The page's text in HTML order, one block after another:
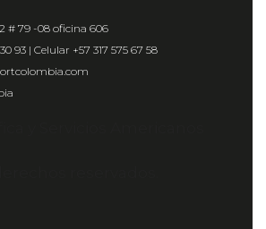
# 79 -08 oficina 606
93 | Celular +57 317 575 67 58